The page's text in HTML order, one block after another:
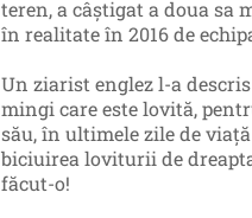
teren, a câștigat a doua sa
în realitate în 2016 de
Un ziarist englez l-a
mingi care este lovită,
său, în ultimele zile de
biciuirea loviturii de
făcut-o!